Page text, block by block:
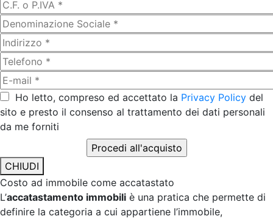
Ho letto, compreso ed accettato la Privacy Policy del
sito e presto il consenso al trattamento dei dati personali
da me forniti
CHIUDI
Costo ad immobile come accatastato
L’accatastamento immobili è una pratica che permette di
definire la categoria a cui appartiene l’immobile,